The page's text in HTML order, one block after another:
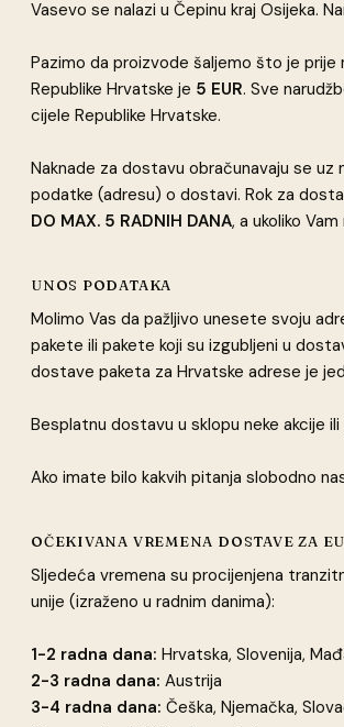
Vasevo se nalazi u Čepinu kraj Osijeka.
Pazimo da proizvode šaljemo što je
Republike Hrvatske je 5 EUR. Sve
cijele Republike Hrvatske.
Naknade za dostavu obračunavaju se
podatke (adresu) o dostavi. Rok za
DO MAX. 5 RADNIH DANA, a ukoliko
UNOS PODATAKA
Molimo Vas da pažljivo unesete svoju
pakete ili pakete koji su izgubljeni u
dostave paketa za Hrvatske adrese je
Besplatnu dostavu u sklopu neke akcije
Ako imate bilo kakvih pitanja slobodno
OČEKIVANA VREMENA DOSTAVE ZA EU
Sljedeća vremena su procijenjena
unije (izraženo u radnim danima):
1-2 radna dana: Hrvatska, Slovenija,
2-3 radna dana: Austrija
3-4 radna dana: Češka, Njemačka,